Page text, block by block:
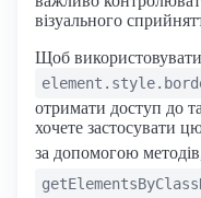
візуального
Щоб використовувати
отримати доступ до
хочете застосувати
за допомогою